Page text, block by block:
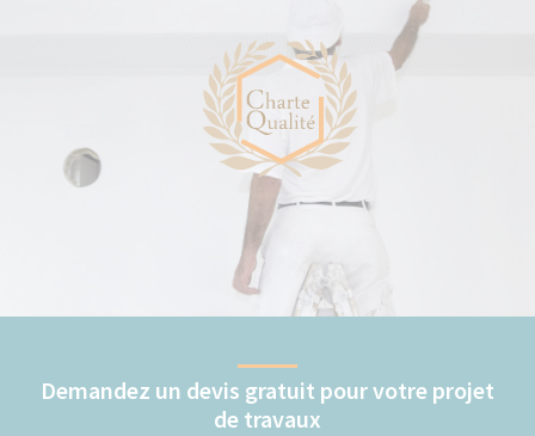
Demandez un devis gratuit pour votre projet
de travaux